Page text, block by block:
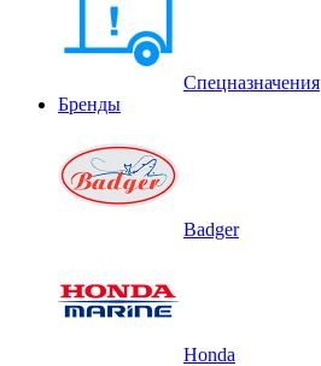
Спецназначения
Бренды
Badger
Honda